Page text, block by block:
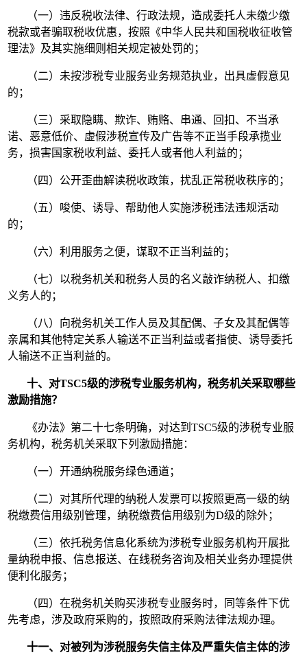
（一）违反税收法律、行政法规，造成委托人未缴少缴
税款或者骗取税收优惠，按照《中华人民共和国税收征收管
理法》及其实施细则相关规定被处罚的；
（二）未按涉税专业服务业务规范执业，出具虚假意见
的；
（三）采取隐瞒、欺诈、贿赂、串通、回扣、不当承
诺、恶意低价、虚假涉税宣传及广告等不正当手段承揽业
务，损害国家税收利益、委托人或者他人利益的；
（四）公开歪曲解读税收政策，扰乱正常税收秩序的；
（五）唆使、诱导、帮助他人实施涉税违法违规活动
的；
（六）利用服务之便，谋取不正当利益的；
（七）以税务机关和税务人员的名义敲诈纳税人、扣缴
义务人的；
（八）向税务机关工作人员及其配偶、子女及其配偶等
亲属和其他特定关系人输送不正当利益或者指使、诱导委托
人输送不正当利益的。
十、对TSC5级的涉税专业服务机构，税务机关采取哪些
激励措施？
《办法》第二十七条明确，对达到TSC5级的涉税专业服
务机构，税务机关采取下列激励措施：
（一）开通纳税服务绿色通道；
（二）对其所代理的纳税人发票可以按照更高一级的纳
税缴费信用级别管理，纳税缴费信用级别为D级的除外；
（三）依托税务信息化系统为涉税专业服务机构开展批
量纳税申报、信息报送、在线税务咨询及相关业务办理提供
便利化服务；
（四）在税务机关购买涉税专业服务时，同等条件下优
先考虑，涉及政府采购的，按照政府采购法律法规办理。
十一、对被列为涉税服务失信主体及严重失信主体的涉